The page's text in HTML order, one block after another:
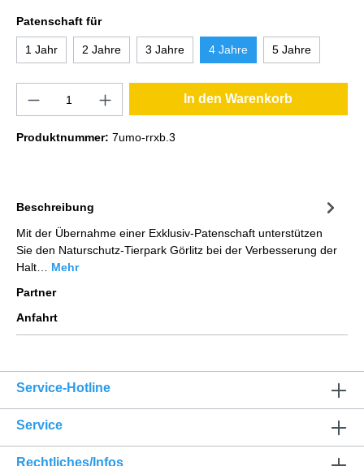
Patenschaft für
1 Jahr 2 Jahre 3 Jahre 4 Jahre 5 Jahre
In den Warenkorb
Produktnummer: 7umo-rrxb.3
Beschreibung
Mit der Übernahme einer Exklusiv-Patenschaft unterstützen
Sie den Naturschutz-Tierpark Görlitz bei der Verbesserung der
Halt… Mehr
Partner
Anfahrt
Service-Hotline
Service
Rechtliches/Infos